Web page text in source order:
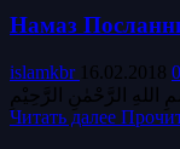
Намаз
islamkbr 16.02.2018 0
Читать далее